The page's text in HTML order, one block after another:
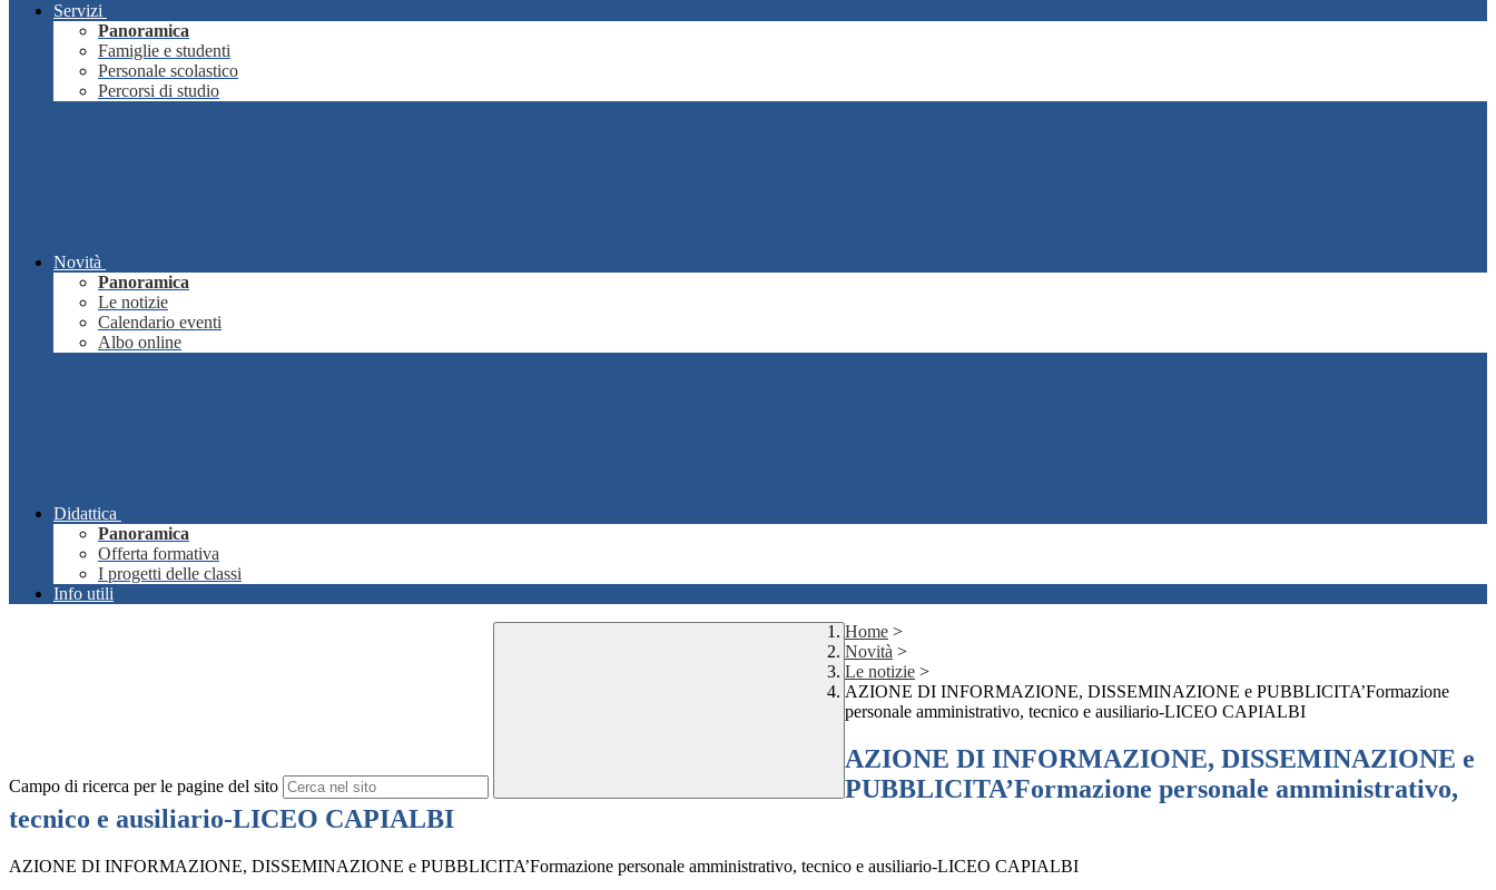
Servizi
Panoramica
Famiglie e studenti
Personale scolastico
Percorsi di studio
Novità
Panoramica
Le notizie
Calendario eventi
Albo online
Didattica
Panoramica
Offerta formativa
I progetti delle classi
Info utili
Campo di ricerca per le pagine del sito
Home >
Novità >
Le notizie >
AZIONE DI INFORMAZIONE, DISSEMINAZIONE e PUBBLICITA’Formazione
personale amministrativo, tecnico e ausiliario-LICEO CAPIALBI
AZIONE DI INFORMAZIONE, DISSEMINAZIONE e
PUBBLICITA’Formazione personale amministrativo,
tecnico e ausiliario-LICEO CAPIALBI
AZIONE DI INFORMAZIONE, DISSEMINAZIONE e PUBBLICITA’Formazione personale amministrativo, tecnico e ausiliario-LICEO CAPIALBI